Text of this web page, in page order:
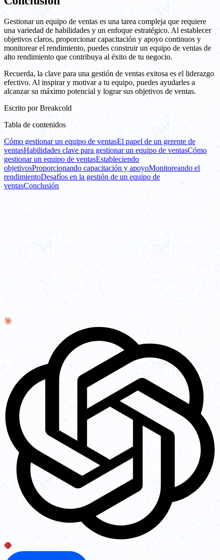
Gestionar un equipo de ventas es una tarea compleja que requiere
una variedad de habilidades y un enfoque estratégico. Al establecer
objetivos claros, proporcionar capacitación y apoyo continuos y
monitorear el rendimiento, puedes construir un equipo de ventas de
alto rendimiento que contribuya al éxito de tu negocio.
Recuerda, la clave para una gestión de ventas exitosa es el liderazgo
efectivo. Al inspirar y motivar a tu equipo, puedes ayudarles a
alcanzar su máximo potencial y lograr sus objetivos de ventas.
Escrito por Breakcold
Tabla de contenidos
Cómo gestionar un equipo de ventasEl papel de un gerente de
ventasHabilidades clave para gestionar un equipo de ventasCómo
gestionar un equipo de ventasEstableciendo
objetivosProporcionando capacitación y apoyoMonitoreando el
rendimientoDesafíos en la gestión de un equipo de
ventasConclusión